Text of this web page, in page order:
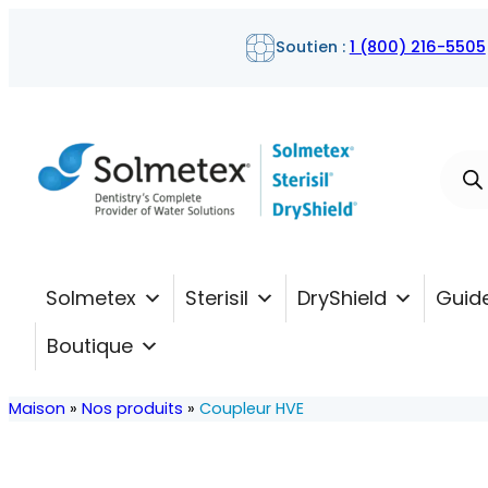
Soutien : 1 (800) 216-5505
Solmetex Sterisil DryShield
Boutique
Maison » Nos produits » Coupleur HVE